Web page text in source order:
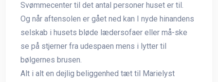
Svømmecenter til det antal personer huset er til.
Og når aftensolen er gået ned kan I nyde hinandens
selskab i husets bløde lædersofaer eller må-ske
se på stjerner fra udespaen mens i lytter til
bølgernes brusen.
Alt i alt en dejlig beliggenhed tæt til Marielyst